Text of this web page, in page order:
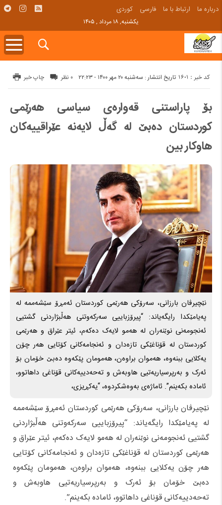
درباره ما ارتباط با ما فارسی کوردی
یکشنبه, ۱۸ مرداد , ۱۴۰۵
تاریخ انتشار : سه‌شنبه ۲۰ مهر ۱۴۰۰ - ۲۲:۲۳ کد خبر : 1601 چاپ خبر ۰ نظر
بۆ پاراستنی قەوارەی سیاسی هەرێمی
کوردستان دەبێ لە گەڵ لایه‌نه‌ عێراقییه‌کان
هاوکار بین
نێچیرڤان بارزانی، سه‌رۆکی هه‌رێمی کوردستان ئەمڕۆ سێشەممە لە
پەیامێکدا رایگەیاند: “پیرۆزباییى سه‌رکه‌وتنى هه‌ڵبژاردنى گشتیى
ئه‌نجومه‌نى نوێنه‌ران له‌ هه‌مو لایه‌ک ده‌که‌م، ئیتر عێراق و هه‌رێمى
کوردستان له‌ قۆناغێکى تازه‌دان‌ و ئه‌نجامه‌کانى کۆتایى هه‌ر چۆن
یه‌کلایى ببنه‌وه‌، هه‌موان براوه‌ن، هه‌مومان پێکه‌وه‌ ده‌بێ خۆمان بۆ
ئه‌رک و به‌رپرسیاریه‌تیى هاوبه‌ش و ته‌حه‌دییه‌کانى قۆناغى داهاتوو،
ئاماده‌ بکه‌ینم”. ئاماژەی بەوەشکردوە، “یه‌کڕیزى،
نێچیرڤان بارزانی، سه‌رۆکی هه‌رێمی کوردستان ئەمڕۆ سێشەممە
لە پەیامێکدا رایگەیاند: “پیرۆزباییى سه‌رکه‌وتنى هه‌ڵبژاردنى
گشتیى ئه‌نجومه‌نى نوێنه‌ران له‌ هه‌مو لایه‌ک ده‌که‌م، ئیتر عێراق و
هه‌رێمى کوردستان له‌ قۆناغێکى تازه‌دان‌ و ئه‌نجامه‌کانى کۆتایى
هه‌ر چۆن یه‌کلایى ببنه‌وه‌، هه‌موان براوه‌ن، هه‌مومان پێکه‌وه‌
ده‌بێ خۆمان بۆ ئه‌رک و به‌رپرسیاریه‌تیى هاوبه‌ش و
ته‌حه‌دییه‌کانى قۆناغى داهاتوو، ئاماده‌ بکه‌ینم”.